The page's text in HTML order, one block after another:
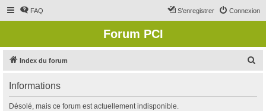
FAQ Connexion
S’enregistrer
Forum PCI
Index du forum
Informations
Désolé, mais ce forum est actuellement indisponible.